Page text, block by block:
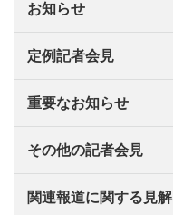
お知らせ
定例記者会見
重要なお知らせ
その他の記者会見
関連報道に関する見解